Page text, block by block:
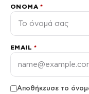
ΌΝΟΜΑ *
EMAIL *
Αποθήκευσε το